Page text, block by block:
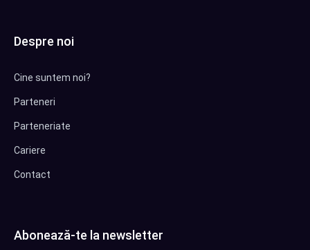
Despre noi
Cine suntem noi?
Parteneri
Parteneriate
Cariere
Contact
Abonează-te la newsletter